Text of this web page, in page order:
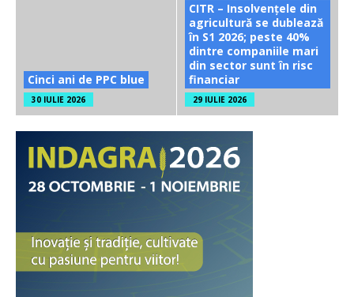
Cinci ani de PPC blue
30 IULIE 2026
CITR – Insolvențele din
agricultură se dublează
în S1 2026; peste 40%
dintre companiile mari
din sector sunt în risc
financiar
29 IULIE 2026